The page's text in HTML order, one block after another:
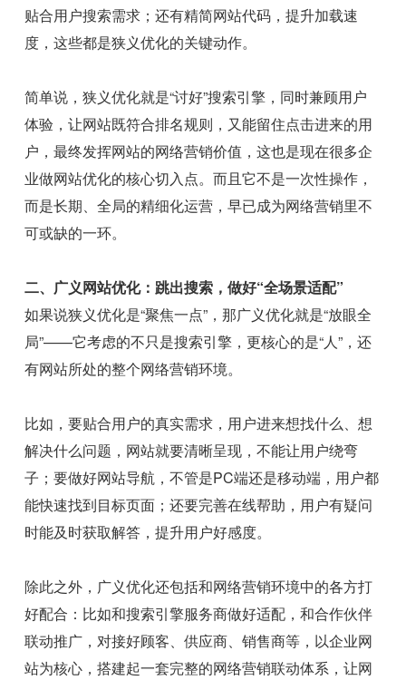
贴合用户搜索需求；还有精简网站代码，提升加载速
度，这些都是狭义优化的关键动作。
简单说，狭义优化就是“讨好”搜索引擎，同时兼顾用户
体验，让网站既符合排名规则，又能留住点击进来的用
户，最终发挥网站的网络营销价值，这也是现在很多企
业做网站优化的核心切入点。而且它不是一次性操作，
而是长期、全局的精细化运营，早已成为网络营销里不
可或缺的一环。
二、广义网站优化：跳出搜索，做好“全场景适配”
如果说狭义优化是“聚焦一点”，那广义优化就是“放眼全
局”——它考虑的不只是搜索引擎，更核心的是“人”，还
有网站所处的整个网络营销环境。
比如，要贴合用户的真实需求，用户进来想找什么、想
解决什么问题，网站就要清晰呈现，不能让用户绕弯
子；要做好网站导航，不管是PC端还是移动端，用户都
能快速找到目标页面；还要完善在线帮助，用户有疑问
时能及时获取解答，提升用户好感度。
除此之外，广义优化还包括和网络营销环境中的各方打
好配合：比如和搜索引擎服务商做好适配，和合作伙伴
联动推广，对接好顾客、供应商、销售商等，以企业网
站为核心，搭建起一套完整的网络营销联动体系，让网